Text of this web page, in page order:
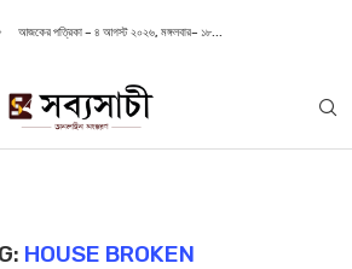
আজকের পত্রিকা – ৪ আগস্ট ২০২৬, মঙ্গলবার– ১৮...
HOUSE BROKEN